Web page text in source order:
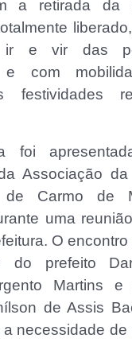
a retirada da
ir e vir das
e com
festividades
foi
Associação
de Carmo de
uma
O
do prefeito
Martins
de Assis
necessidade de